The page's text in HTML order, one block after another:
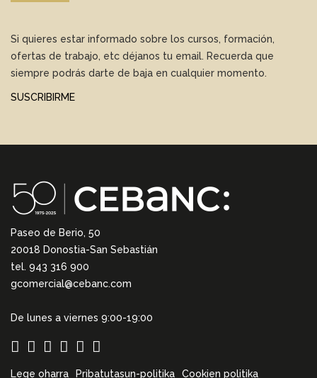
Si quieres estar informado sobre los cursos, formación,
ofertas de trabajo, etc déjanos tu email. Recuerda que
siempre podrás darte de baja en cualquier momento.
SUSCRIBIRME
Paseo de Berio, 50
20018 Donostia-San Sebastián
tel. 943 316 900
gcomercial@cebanc.com
De lunes a viernes 9:00-19:00
Lege oharra Pribatutasun-politika
Cookien politika